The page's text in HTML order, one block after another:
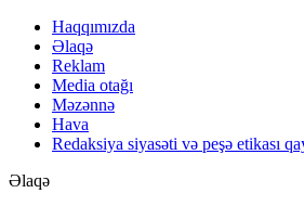
Haqqımızda
Əlaqə
Reklam
Media otağı
Məzənnə
Hava
Redaksiya siyasəti və peşə etikası
Əlaqə